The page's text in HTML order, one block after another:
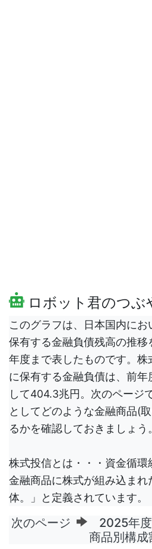
ロボット君のつぶ
このグラフは、日本国内に
保有する金融負債残高の推
年度まで表したものです。
に保有する金融負債は、前
して404.3兆円。次のページ
としてどのような金融商品(
るかを確認しておきましょう。
株式投信とは・・・資金循環
金融商品に株式が組み込まれ
体。」と定義されています。
次のページ
2025年度
商品別構成